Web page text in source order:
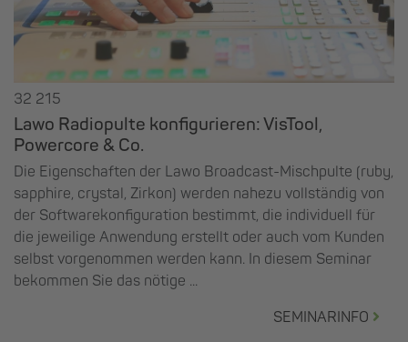
32 215
Lawo Radiopulte konfigurieren: VisTool,
Powercore & Co.
Die Eigenschaften der Lawo Broadcast-Mischpulte (ruby,
sapphire, crystal, Zirkon) werden nahezu vollständig von
der Softwarekonfiguration bestimmt, die individuell für
die jeweilige Anwendung erstellt oder auch vom Kunden
selbst vorgenommen werden kann. In diesem Seminar
bekommen Sie das nötige ...
SEMINARINFO